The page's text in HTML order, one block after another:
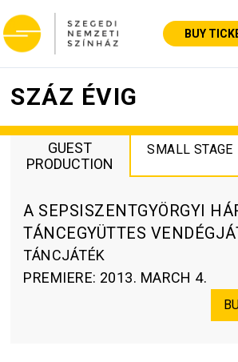
BUY
SZÁZ ÉVIG
GUEST
PRODUCTION
SMALL STAGE
A SEPSISZENTGYÖRGYI
TÁNCEGYÜTTES
TÁNCJÁTÉK
PREMIERE: 2013. MARCH 4.